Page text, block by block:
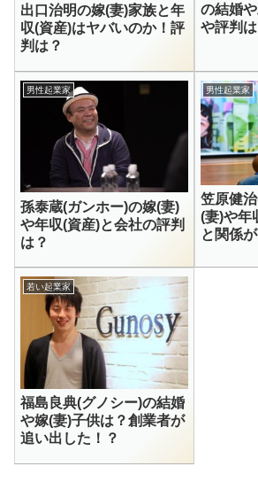
出口治明の嫁(妻)家族と年
収(資産)はヤバいのか！評
判は？
の結婚
や評判は
男性起業家
孫泰蔵(ガンホー)の嫁(妻)
や年収(資産)と会社の評判
は？
男性起業家
笠原健
(妻)や年
と関係
若い起業家
福島良典(グノシー)の結婚
や嫁(妻)子供は？創業者が
追い出した！？